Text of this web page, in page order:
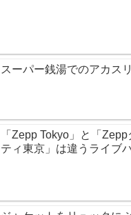
スーパー銭湯でのアカス
「Zepp Tokyo」と「
ティ東京」は違うライブ